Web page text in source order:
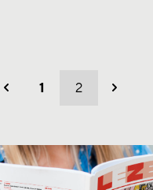
Vorig 1 2 Volgend